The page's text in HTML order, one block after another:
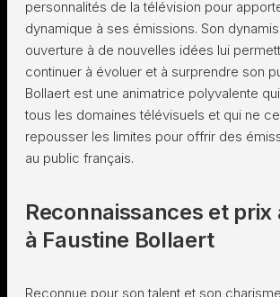
personnalités de la télévision pour
dynamique à ses émissions. Son
ouverture à de nouvelles idées lui
continuer à évoluer et à surprendre son
Bollaert est une animatrice polyvalente
tous les domaines télévisuels et qui ne
repousser les limites pour offrir des
au public français.
Reconnaissances et
à Faustine Bollaert
Reconnue pour son talent et son